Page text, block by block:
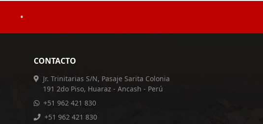
•
CONTACTO
Jr. Trinitarias S/N, Pasaje Sarita Colonia
191 2do Piso, Huaraz - Ancash - Perú
+51 962 421 830
+51 962 421 830